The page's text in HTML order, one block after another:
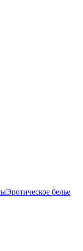
Эротическое белье